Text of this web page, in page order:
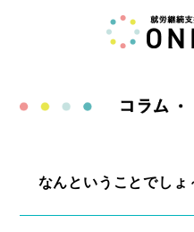
なんということでしょ